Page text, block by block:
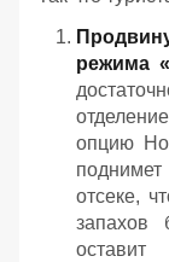
режима
опцию
отсеке,
запахов
оставит